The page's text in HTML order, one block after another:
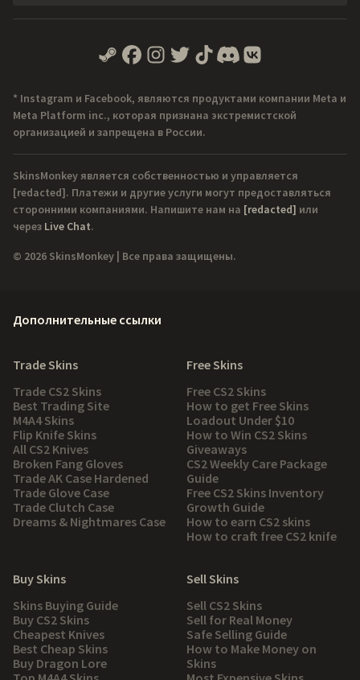
* Instagram и Facebook, являются продуктами компании Meta и
Meta Platform inc., которая признана экстремистской
организацией и запрещена в России.
SkinsMonkey является собственностью и управляется
[redacted]. Платежи и другие услуги могут предоставляться
сторонними компаниями. Напишите нам на [redacted] или
через Live Chat.
© 2026 SkinsMonkey | Все права защищены.
Дополнительные ссылки
Trade Skins
Trade CS2 Skins
Best Trading Site
M4A4 Skins
Flip Knife Skins
All CS2 Knives
Broken Fang Gloves
Trade AK Case Hardened
Trade Glove Case
Trade Clutch Case
Dreams & Nightmares Case
Free Skins
Free CS2 Skins
How to get Free Skins
Loadout Under $10
How to Win CS2 Skins
Giveaways
CS2 Weekly Care Package
Guide
Free CS2 Skins Inventory
Growth Guide
How to earn CS2 skins
How to craft free CS2 knife
Buy Skins
Skins Buying Guide
Buy CS2 Skins
Cheapest Knives
Best Cheap Skins
Buy Dragon Lore
Sell Skins
Sell CS2 Skins
Sell for Real Money
Safe Selling Guide
How to Make Money on
Skins